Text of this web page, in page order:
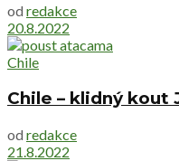
od redakce
20.8.2022
Chile
Chile – klidný kout
od redakce
21.8.2022